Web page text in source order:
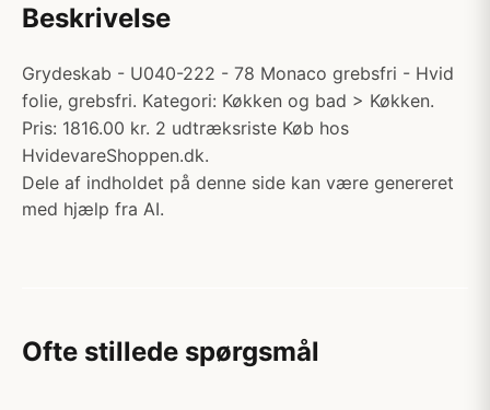
Beskrivelse
Grydeskab - U040-222 - 78 Monaco grebsfri - Hvid
folie, grebsfri. Kategori: Køkken og bad > Køkken.
Pris: 1816.00 kr. 2 udtræksriste Køb hos
HvidevareShoppen.dk.
Dele af indholdet på denne side kan være genereret
med hjælp fra AI.
Ofte stillede spørgsmål